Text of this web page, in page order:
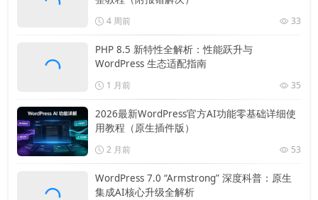
4 周前 33
PHP 8.5 新特性全解析：性能跃升与
WordPress 生态适配指南
1 月前 35
2026最新WordPress官方AI功能零基础详细使
用教程（原生插件版）
2 月前 53
WordPress 7.0 “Armstrong” 深度科普：原生
集成AI核心升级全解析